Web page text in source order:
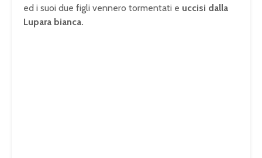
ed i suoi due figli vennero tormentati e uccisi dalla
Lupara bianca.